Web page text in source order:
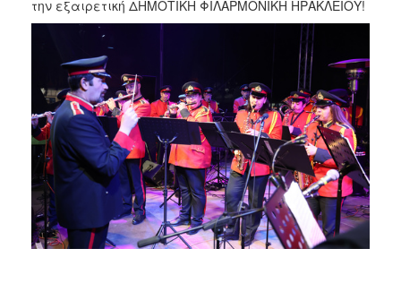
την εξαιρετική ΔΗΜΟΤΙΚΗ ΦΙΛΑΡΜΟΝΙΚΗ ΗΡΑΚΛΕΙΟΥ!